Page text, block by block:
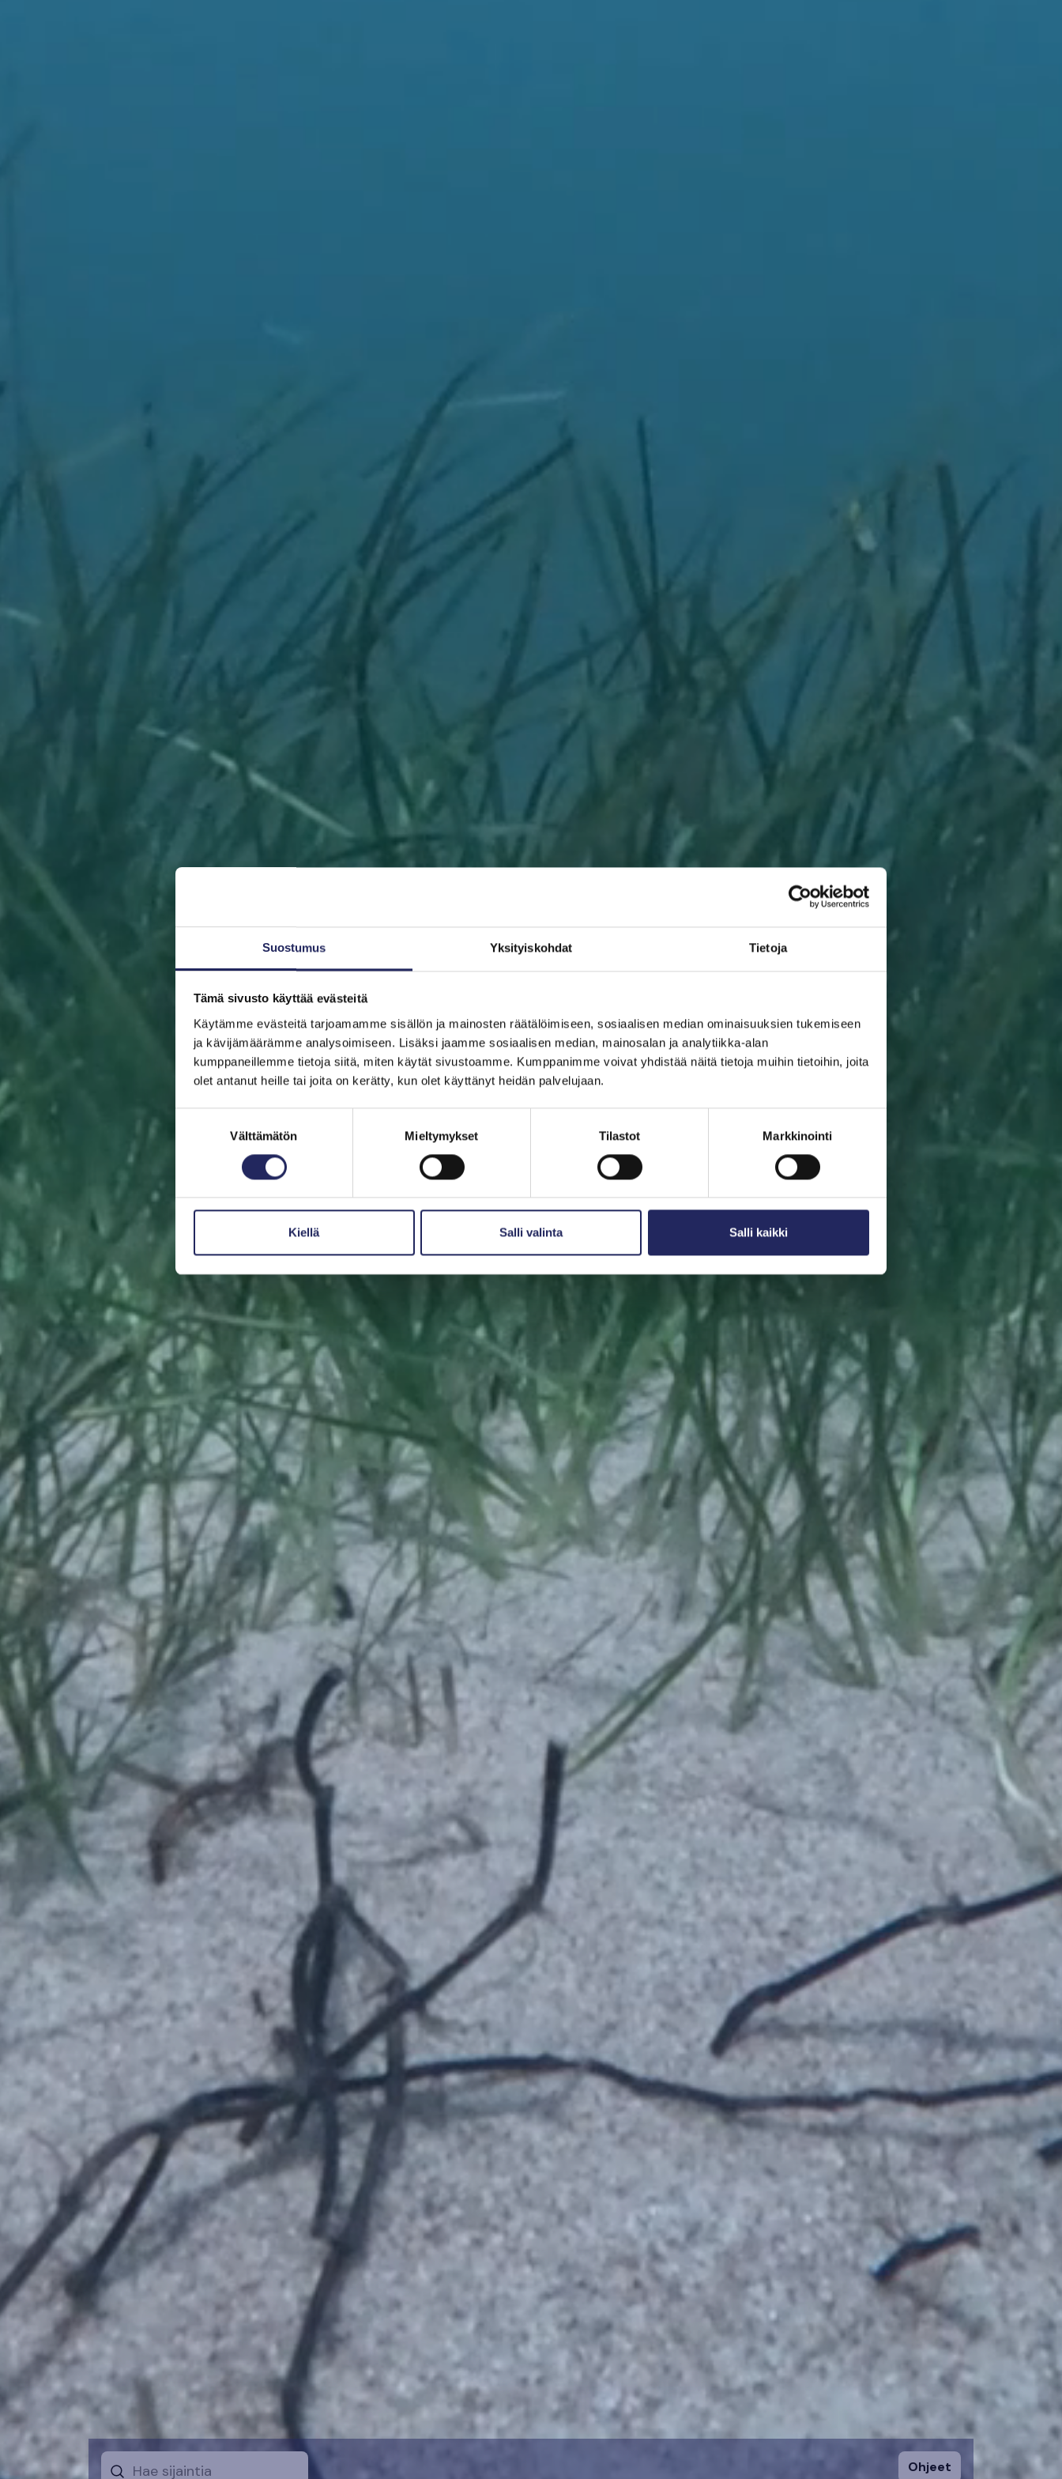
Suostumus Yksityiskohdat Tietoja
Tämä sivusto käyttää evästeitä
Käytämme evästeitä tarjoamamme sisällön ja mainosten räätälöimiseen, sosiaalisen median ominaisuuksien tukemiseen
ja kävijämäärämme analysoimiseen. Lisäksi jaamme sosiaalisen median, mainosalan ja analytiikka-alan
kumppaneillemme tietoja siitä, miten käytät sivustoamme. Kumppanimme voivat yhdistää näitä tietoja muihin tietoihin, joita
olet antanut heille tai joita on kerätty, kun olet käyttänyt heidän palvelujaan.
Välttämätön Mieltymykset Tilastot Markkinointi
Kiellä Salli valinta Salli kaikki
ETUSIVU AUTA ITÄMERTA LAHJOITA PELASTA PALA
Pelasta pala
Auta pelastamaan Itämeri. Pala Itämerta on myös mainio aineeton lahjaidea. Valitse pala sinulle
tai lahjan saajalle tärkeän merialueen luota. Halutessasi saat lahjoituksestasi diplomin.
Valitse pala Etsi pelastettu pala
Ohjeet